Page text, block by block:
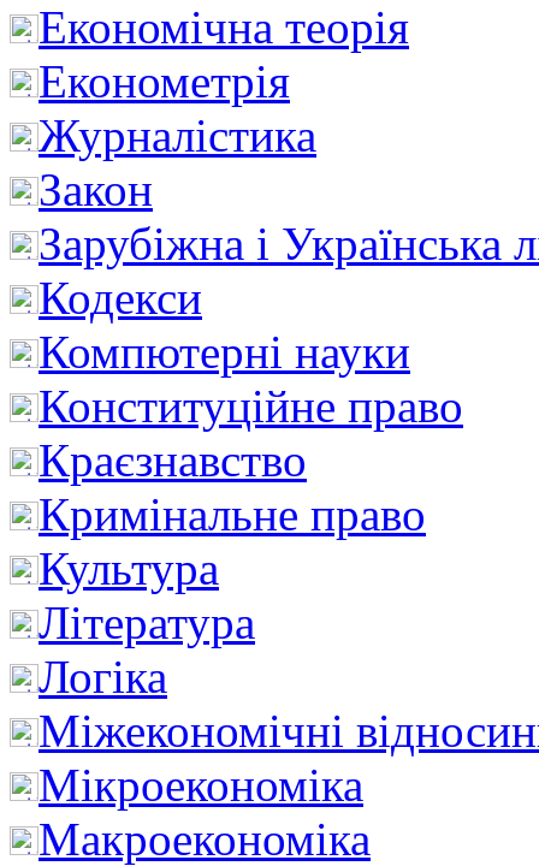
Економічна теорія
Економетрія
Журналістика
Закон
Зарубіжна і Українська
Кодекси
Компютерні науки
Конституційне право
Краєзнавство
Кримінальне право
Культура
Література
Логіка
Міжекономічні
Мікроекономіка
Макроекономіка